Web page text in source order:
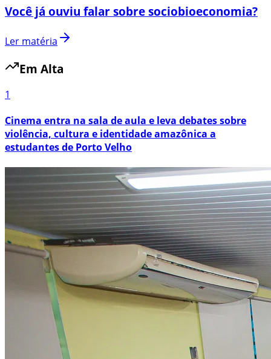
Você já ouviu falar sobre sociobioeconomia?
Ler matéria
Em Alta
1
Cinema entra na sala de aula e leva debates sobre
violência, cultura e identidade amazônica a
estudantes de Porto Velho